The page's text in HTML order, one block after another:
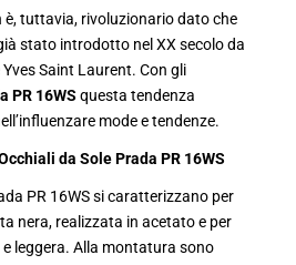
è, tuttavia, rivoluzionario dato che
stato introdotto nel XX secolo da
Saint Laurent. Con gli
PR 16WS questa tendenza
mode e tendenze.
da Sole Prada PR 16WS
PR 16WS si caratterizzano per
nera, realizzata in acetato e per
leggera. Alla montatura sono